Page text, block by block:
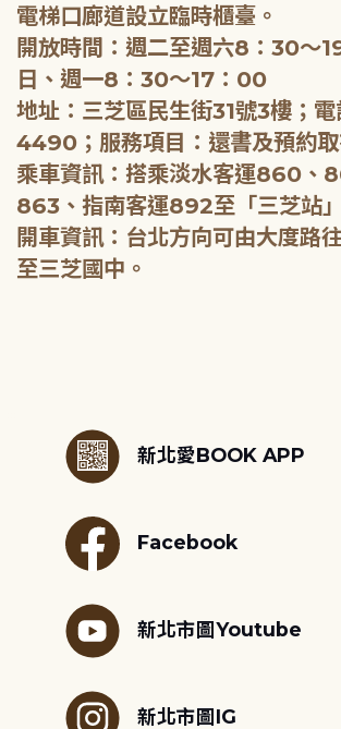
電梯口廊道設立臨時櫃臺。
開放時間：週二至週六8：30～
日、週一8：30～17：00
地址：三芝區民生街31號3樓；
4490；服務項目：還書及預約
乘車資訊：搭乘淡水客運860、
863、指南客運892至「三芝站
開車資訊：台北方向可由大度路
至三芝國中。
新北愛BOOK APP
Facebook
新北市圖Youtube
新北市圖IG